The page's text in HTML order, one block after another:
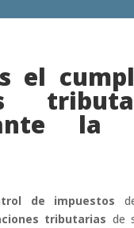
el
la
de impuestos
tributarias de